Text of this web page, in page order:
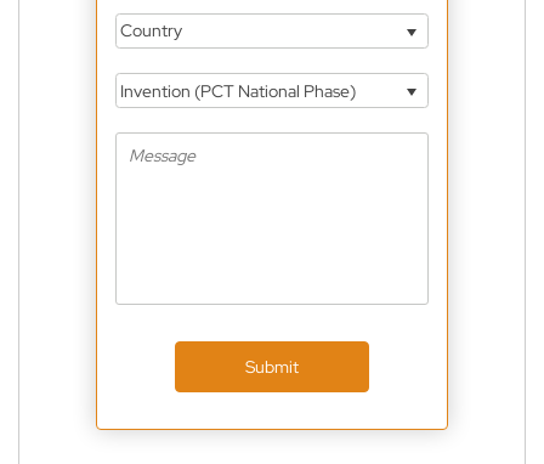
Country
Invention (PCT National Phase)
Submit